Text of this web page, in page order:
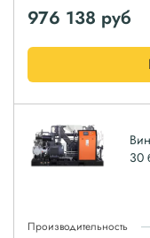
976 138 руб
30
Производительность